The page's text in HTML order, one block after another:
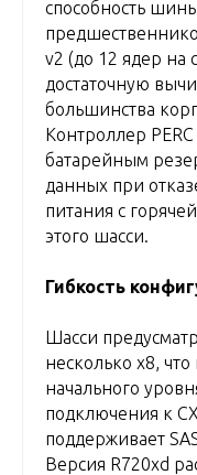
способность
v2 (до 12 ядер на
достаточную
большинства
Контроллер
батарейным
данных при
питания с
этого шасси.
Гибкость
Шасси
несколько x8, что
начального
подключения к
поддерживает
Версия R720xd